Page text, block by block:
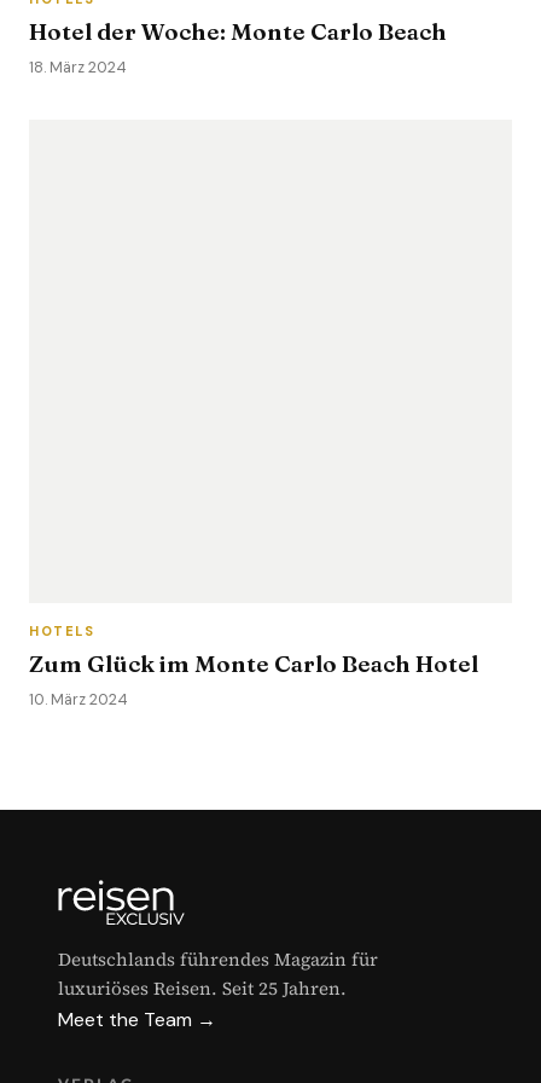
Hotel der Woche: Monte Carlo Beach
18. März 2024
HOTELS
Zum Glück im Monte Carlo Beach Hotel
10. März 2024
Deutschlands führendes Magazin für
luxuriöses Reisen. Seit 25 Jahren.
Meet the Team →